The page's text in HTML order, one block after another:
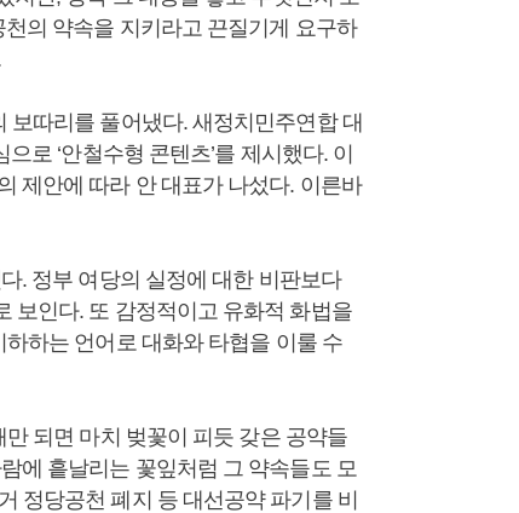
의 약속을 지키라고 끈질기게 요구하
따리를 풀어냈다. 새정치민주연합 대
로 ‘안철수형 콘텐츠’를 제시했다. 이
제안에 따라 안 대표가 나섰다. 이른바
. 정부 여당의 실정에 대한 비판보다
보인다. 또 감정적이고 유화적 화법을
하는 언어로 대화와 타협을 이룰 수
되면 마치 벚꽃이 피듯 갖은 공약들
에 흩날리는 꽃잎처럼 그 약속들도 모
정당공천 폐지 등 대선공약 파기를 비